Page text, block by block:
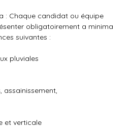
: Chaque candidat ou équipe
obligatoirement a minima
suivantes :
pluviales
assainissement,
et verticale